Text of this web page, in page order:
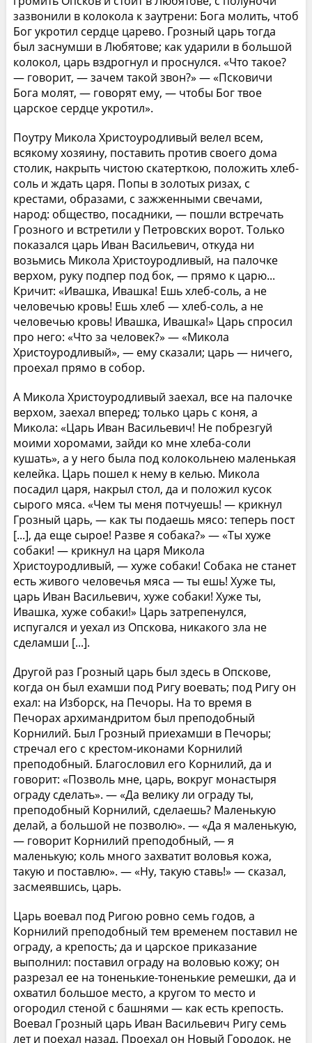
зазвонили в колокола к заутрени: Бога молить, чтоб
Бог укротил сердце царево. Грозный царь тогда
был заснумши в Любятове; как ударили в большой
колокол, царь вздрогнул и проснулся. «Что такое?
— говорит, — зачем такой звон?» — «Псковичи
Бога молят, — говорят ему, — чтобы Бог твое
царское сердце укротил».
Поутру Микола Христоуродливый велел всем,
всякому хозяину, поставить против своего дома
столик, накрыть чистою скатерткою, положить хлеб-
соль и ждать царя. Попы в золотых ризах, с
крестами, образами, с зажженными свечами,
народ: общество, посадники, — пошли встречать
Грозного и встретили у Петровских ворот. Только
показался царь Иван Васильевич, откуда ни
возьмись Микола Христоуродливый, на палочке
верхом, руку подпер под бок, — прямо к царю...
Кричит: «Ивашка, Ивашка! Ешь хлеб-соль, а не
человечью кровь! Ешь хлеб — хлеб-соль, а не
человечью кровь! Ивашка, Ивашка!» Царь спросил
про него: «Что за человек?» — «Микола
Христоуродливый», — ему сказали; царь — ничего,
проехал прямо в собор.
А Микола Христоуродливый заехал, все на палочке
верхом, заехал вперед; только царь с коня, а
Микола: «Царь Иван Васильевич! Не побрезгуй
моими хоромами, зайди ко мне хлеба-соли
кушать», а у него была под колокольнею маленькая
келейка. Царь пошел к нему в келью. Микола
посадил царя, накрыл стол, да и положил кусок
сырого мяса. «Чем ты меня потчуешь! — крикнул
Грозный царь, — как ты подаешь мясо: теперь пост
[...], да еще сырое! Разве я собака?» — «Ты хуже
собаки! — крикнул на царя Микола
Христоуродливый, — хуже собаки! Собака не станет
есть живого человечья мяса — ты ешь! Хуже ты,
царь Иван Васильевич, хуже собаки! Хуже ты,
Ивашка, хуже собаки!» Царь затрепенулся,
испугался и уехал из Опскова, никакого зла не
сделамши [...].
Другой раз Грозный царь был здесь в Опскове,
когда он был ехамши под Ригу воевать; под Ригу он
ехал: на Изборск, на Печоры. На то время в
Печорах архимандритом был преподобный
Корнилий. Был Грозный приехамши в Печоры;
стречал его с крестом-иконами Корнилий
преподобный. Благословил его Корнилий, да и
говорит: «Позволь мне, царь, вокруг монастыря
ограду сделать». — «Да велику ли ограду ты,
преподобный Корнилий, сделаешь? Маленькую
делай, а большой не позволю». — «Да я маленькую,
— говорит Корнилий преподобный, — я
маленькую; коль много захватит воловья кожа,
такую и поставлю». — «Ну, такую ставь!» — сказал,
засмеявшись, царь.
Царь воевал под Ригою ровно семь годов, а
Корнилий преподобный тем временем поставил не
ограду, а крепость; да и царское приказание
выполнил: поставил ограду на воловью кожу; он
разрезал ее на тоненькие-тоненькие ремешки, да и
охватил большое место, а кругом то место и
огородил стеной с башнями — как есть крепость.
Воевал Грозный царь Иван Васильевич Ригу семь
лет и поехал назад. Проехал он Новый Городок, не